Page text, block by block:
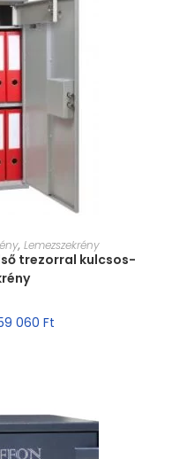
, Lemezszekrény
trezorral kulcsos-
060 Ft